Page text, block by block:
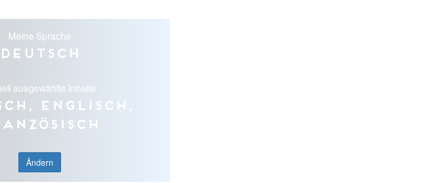
Meine Sprache
Deutsch
ausgewählte Inhalte
Englisch,
Ändern